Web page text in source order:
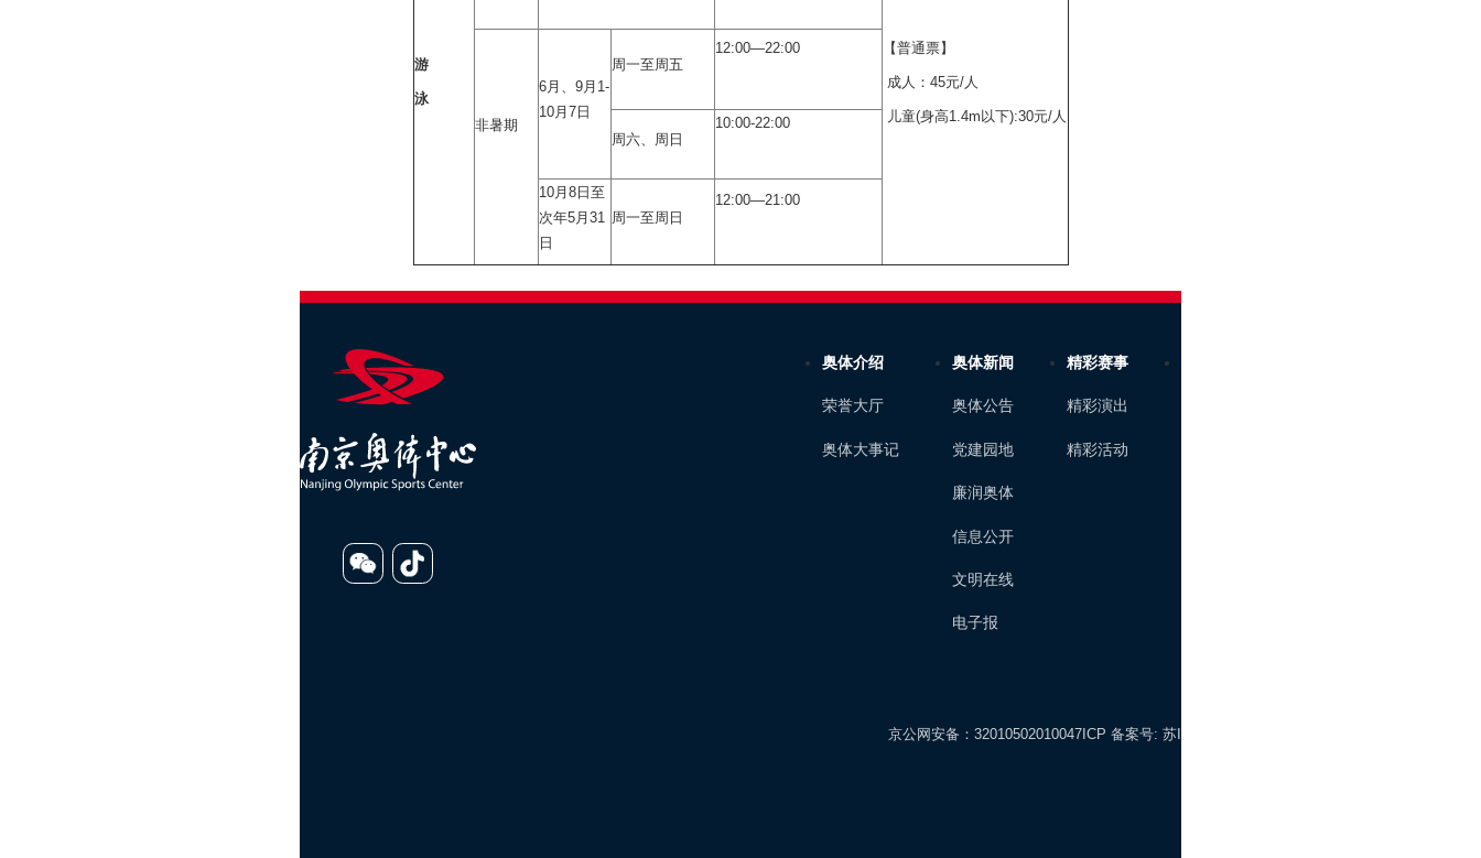
游
泳
【普通票】
成人：45元/人
儿童(身高1.4m以下):30元/人
非暑期
6月、9月1-
10月7日
周一至周五
12:00—22:00
周六、周日
10:00-22:00
10月8日至
次年5月31
日
周一至周日
12:00—21:00
奥体介绍
荣誉大厅
奥体大事记
奥体新闻
奥体公告
党建园地
廉润奥体
信息公开
文明在线
电子报
精彩赛事
精彩演出
精彩活动
京公网安备：32010502010047 ICP 备案号: 苏ICP备07014690号